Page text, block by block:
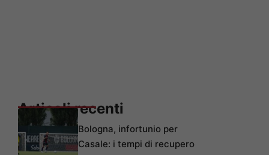
Articoli recenti
Bologna, infortunio per
Casale: i tempi di recupero